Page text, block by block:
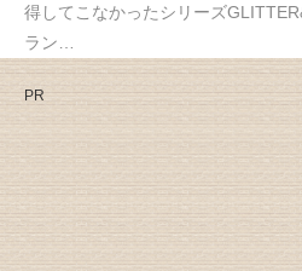
得してこなかったシリーズ
ラン…
PR